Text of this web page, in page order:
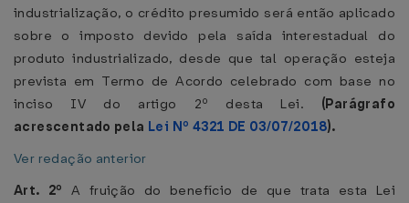
industrialização, o crédito presumido será então aplicado
sobre o imposto devido pela saída interestadual do
produto industrializado, desde que tal operação esteja
prevista em Termo de Acordo celebrado com base no
inciso IV do artigo 2º desta Lei. (Parágrafo
acrescentado pela Lei Nº 4321 DE 03/07/2018).
Ver redação anterior
Art. 2º A fruição do benefício de que trata esta Lei